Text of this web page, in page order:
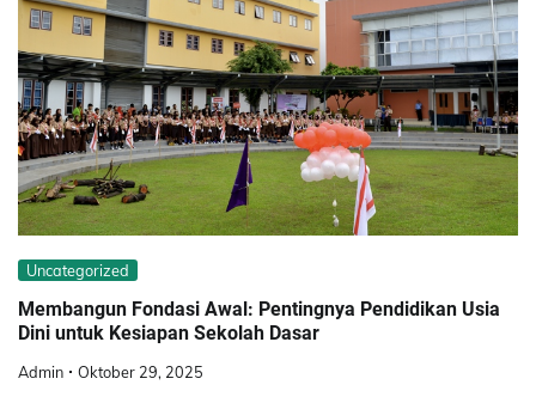
Uncategorized
Membangun Fondasi Awal: Pentingnya Pendidikan Usia
Dini untuk Kesiapan Sekolah Dasar
Admin Oktober 29, 2025